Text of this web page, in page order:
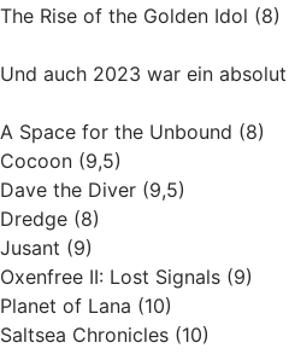
The Rise of the Golden Idol (8)
Und auch 2023 war ein
A Space for the Unbound (8)
Cocoon (9,5)
Dave the Diver (9,5)
Dredge (8)
Jusant (9)
Oxenfree II: Lost Signals (9)
Planet of Lana (10)
Saltsea Chronicles (10)